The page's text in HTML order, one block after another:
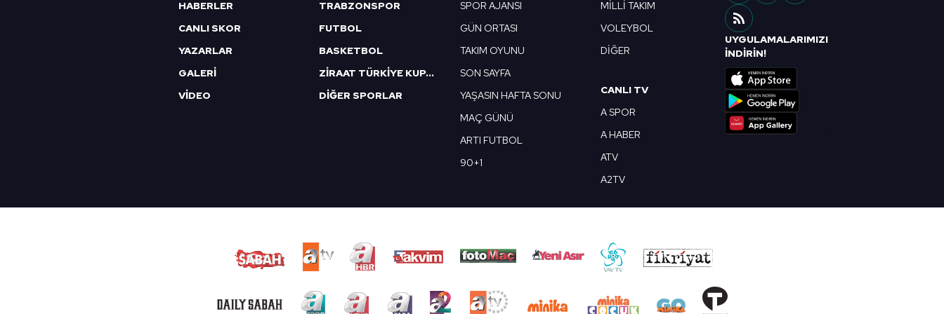
HABERLER
CANLI SKOR
YAZARLAR
GALERİ
VİDEO
TRABZONSPOR
FUTBOL
BASKETBOL
ZİRAAT TÜRKİYE KUPASI
DİĞER SPORLAR
SPOR AJANSI
GÜN ORTASI
TAKIM OYUNU
SON SAYFA
YAŞASIN HAFTA SONU
MAÇ GÜNÜ
ARTI FUTBOL
90+1
MİLLİ TAKIM
VOLEYBOL
DİĞER
CANLI TV
A SPOR
A HABER
ATV
A2TV
UYGULAMALARIMIZI
İNDİRİN!